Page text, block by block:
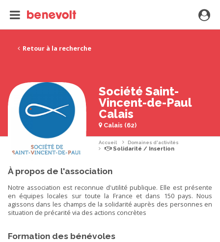
Retour à la recherche
Société Saint-
Vincent-de-Paul
Calais
Calais (62)
Accueil Domaines d'activités
Solidarité / Insertion
À propos de l'association
Notre association est reconnue d'utilité publique. Elle est présente
en équipes locales sur toute la France et dans 150 pays. Nous
agissons dans les champs de la solidarité auprès des personnes en
situation de précarité via des actions concrètes
Formation des bénévoles